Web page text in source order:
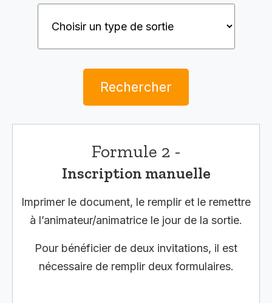
Rechercher
Formule 2 -
Inscription manuelle
Imprimer le document, le remplir et le remettre
à l’animateur/animatrice le jour de la sortie.
Pour bénéficier de deux invitations, il est
nécessaire de remplir deux formulaires.